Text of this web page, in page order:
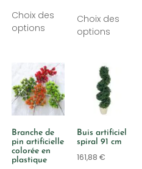
Choix des
options
Choix des
options
Branche de
pin artificielle
colorée en
plastique
Buis artificiel
spiral 91 cm
161,88 €